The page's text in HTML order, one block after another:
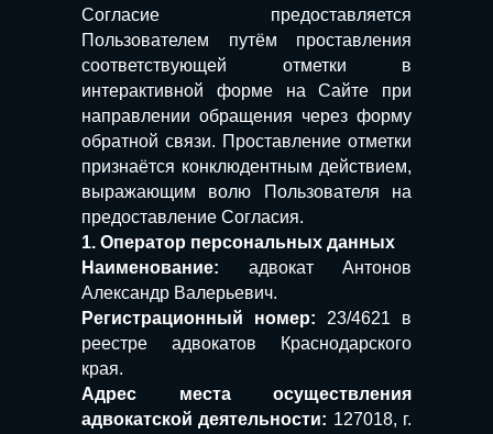
Согласие предоставляется
Пользователем путём проставления
соответствующей отметки в
интерактивной форме на Сайте при
направлении обращения через форму
обратной связи. Проставление отметки
признаётся конклюдентным действием,
выражающим волю Пользователя на
предоставление Согласия.
1. Оператор персональных данных
Наименование: адвокат Антонов
Александр Валерьевич.
Регистрационный номер: 23/4621 в
реестре адвокатов Краснодарского
края.
Адрес места осуществления
адвокатской деятельности: 127018, г.